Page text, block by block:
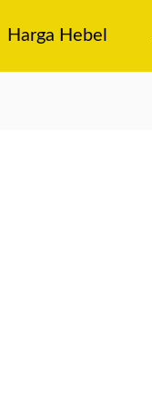
Harga Hebel